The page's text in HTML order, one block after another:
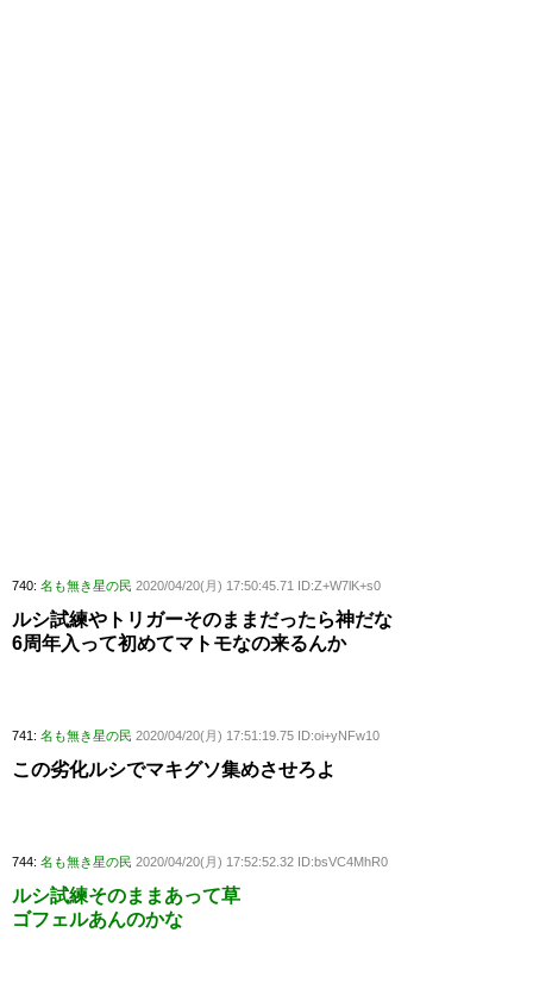
740: 名も無き星の民 2020/04/20(月) 17:50:45.71 ID:Z+W7lK+s0
ルシ試練やトリガーそのままだったら神だな
6周年入って初めてマトモなの来るんか
741: 名も無き星の民 2020/04/20(月) 17:51:19.75 ID:oi+yNFw10
この劣化ルシでマキグソ集めさせろよ
744: 名も無き星の民 2020/04/20(月) 17:52:52.32 ID:bsVC4MhR0
ルシ試練そのままあって草
ゴフェルあんのかな